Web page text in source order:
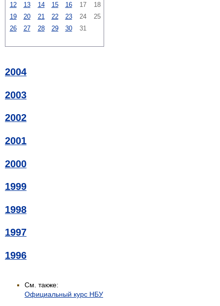
12
13 14 15 16 17
18
19
20 21 22 23 24
25
26
27 28 29 30 31
2004
2003
2002
2001
2000
1999
1998
1997
1996
См. также:
Официальный курс НБУ